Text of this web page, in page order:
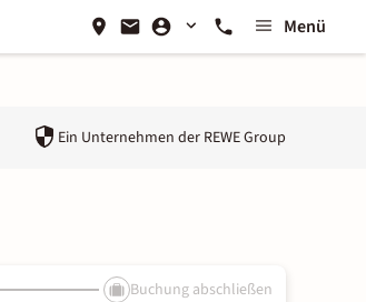
Menü
Ein Unternehmen der REWE Group
Buchung abschließen